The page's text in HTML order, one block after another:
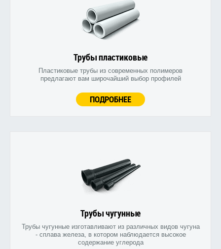
Трубы пластиковые
Пластиковые трубы из современных полимеров
предлагают вам широчайший выбор профилей
ПОДРОБНЕЕ
Трубы чугунные
Трубы чугунные изготавливают из различных видов чугуна
- сплава железа, в котором наблюдается высокое
содержание углерода